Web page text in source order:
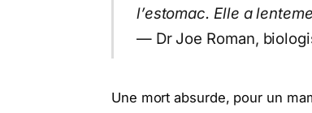
l’estomac. Elle a
— Dr Joe Roman,
Une mort absurde, pour un